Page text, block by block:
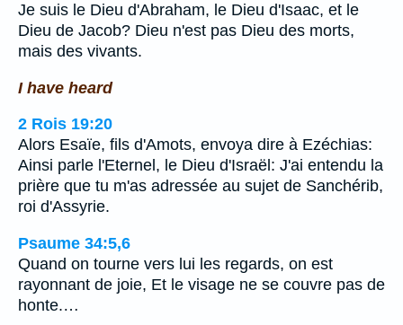
Je suis le Dieu d'Abraham, le Dieu d'Isaac, et le
Dieu de Jacob? Dieu n'est pas Dieu des morts,
mais des vivants.
I have heard
2 Rois 19:20
Alors Esaïe, fils d'Amots, envoya dire à Ezéchias:
Ainsi parle l'Eternel, le Dieu d'Israël: J'ai entendu la
prière que tu m'as adressée au sujet de Sanchérib,
roi d'Assyrie.
Psaume 34:5,6
Quand on tourne vers lui les regards, on est
rayonnant de joie, Et le visage ne se couvre pas de
honte.…